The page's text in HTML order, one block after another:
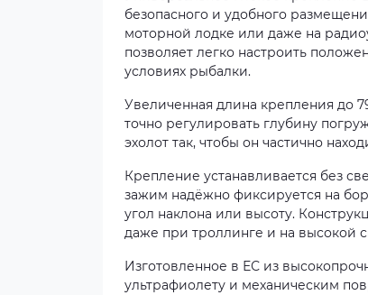
безопасного и удобного
моторной лодке или даже на
позволяет легко настроить
условиях рыбалки.
Увеличенная длина крепления до
точно регулировать глубину
эхолот так, чтобы он частично
Крепление устанавливается без
зажим надёжно фиксируется на
угол наклона или высоту.
даже при троллинге и на высокой
Изготовленное в ЕС из
ультрафиолету и механическим